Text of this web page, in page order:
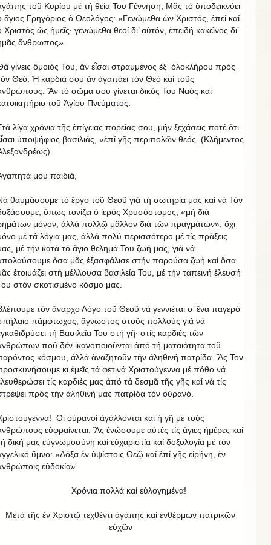
τοῦ Κυρίου μέ τή θεία Του Γέννηση; Μᾶς τό ὑποδεικνύει
ἅγιος Γρηγόριος ὁ Θεολόγος: «Γενώμεθα ὡν Χριστός, ἐπεί καί
Χριστός ὡς ἡμεῖς· γενώμεθα θεοί δι’ αὐτόν, ἐπειδή κακεῖνος δι’
ἄνθρωπος».
γίνεις ὅμοιός Του, ἄν εἶσαι στραμμένος ἐξ ὁλοκλήρου πρός
Θεό. Ἡ καρδιά σου ἄν ἀγαπάει τόν Θεό καί τοῦς
Ἄν τό σῶμα σου γίνεται δικός Του Ναός καί
τοῦ Ἁγίου Πνεύματος.
λίγα χρόνια τῆς ἐπίγειας πορείας σου, μήν ξεχάσεις ποτέ ὅτι
ὑποψήφιος βασιλιάς, «ἐπί γῆς περιπολῶν θεός. (Κλήμεντος
μου παιδιά,
θαυμάσουμε τό ἔργο τοῦ Θεοῦ γιά τή σωτηρία μας καί νά Τόν
ὅπως τονίζει ὁ ἱερός Χρυσόστομος, «μή διά
μόνον, ἀλλά πολλῷ μᾶλλον διά τῶν πραγμάτων», ὄχι
μέ τά λόγια μας, ἀλλά πολύ περισσότερο μέ τίς πράξεις
μέ τήν κατά τό ἅγιο θελημά Του ζωή μας, γιά νά
ὅσα μᾶς ἐξασφάλισε στήν παρούσα ζωή καί ὅσα
ἐτοιμάζει στή μέλλουσα βασιλεία Του, μέ τήν ταπεινή ἔλευσή
στόν σκοτισμένο κόσμο μας.
τόν ἄναρχο Λόγο τοῦ Θεοῦ νά γεννιέται σ’ ἕνα παγερό
πάμφτωχος, ἄγνωστος στούς πολλούς γιά νά
τή Βασιλεία Του στή γῆ· στίς καρδιές τῶν
πού δέν ἱκανοποιοῦνται ἀπό τή ματαιότητα τοῦ
κόσμου, ἀλλά ἀναζητοῦν τήν ἀληθινή πατρίδα. Ἄς Τον
κι ἐμεῖς τά φετινά Χριστούγεννα μέ πόθο νά
τίς καρδιές μας ἀπό τά δεσμᾶ τῆς γῆς καί νά τίς
πρός τήν ἀληθινή μας πατρίδα τόν οὐρανό.
Οἱ οὐρανοί ἀγάλλονται καί ἡ γῆ μέ τούς
εὐφραίνεται. Ἄς ἑνώσουμε αὐτές τίς ἅγιες ἡμέρες καί
δική μας εὐγνωμοσύνη καί εὐχαριστία καί δοξολογία μέ τόν
ὕμνο: «Δόξα ἐν ὑψίστοις Θεῷ καί ἐπί γῆς εἰρήνη, ἐν
εὐδοκία»
Χρόνια πολλά καί εὐλογημένα!
Μετά τῆς ἐν Χριστῷ τεχθέντι ἀγάπης καί ἐνθέρμων πατρικῶν
εὐχῶν